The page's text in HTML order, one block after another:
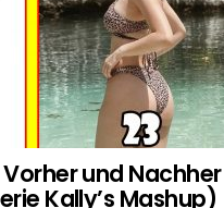
Vorher und Nachher
Kally’s Mashup)